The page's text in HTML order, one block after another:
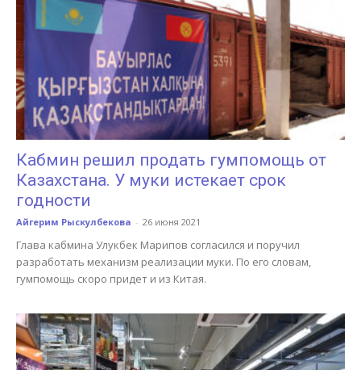
Кабмин решил продать гумпомощь от
Казахстана. У муки истекает срок
годности
Айгерим Рыскулбекова - 26 июня 2021
Глава кабмина Улукбек Марипов согласился и поручил
разработать механизм реализации муки. По его словам,
гумпомощь скоро придет и из Китая.